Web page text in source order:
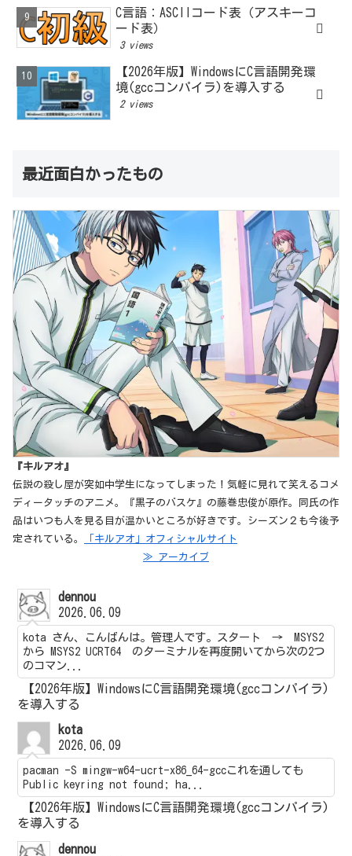
C言語：ASCIIコード表（アスキーコ
ード表）
3 views
【2026年版】WindowsにC言語開発環
境(gccコンパイラ)を導入する
2 views
最近面白かったもの
『キルアオ』
伝説の殺し屋が突如中学生になってしまった！気軽に見れて笑えるコメ
ディータッチのアニメ。『黒子のバスケ』の藤巻忠俊が原作。同氏の作
品はいつも人を見る目が温かいところが好きです。シーズン２も今後予
定されている。
「キルアオ」オフィシャルサイト
≫ アーカイブ
dennou
2026.06.09
kota さん、こんばんは。管理人です。スタート → MSYS2
から MSYS2 UCRT64 のターミナルを再度開いてから次の2つ
のコマン...
【2026年版】WindowsにC言語開発環境(gccコンパイラ)
を導入する
kota
2026.06.09
pacman -S mingw-w64-ucrt-x86_64-gccこれを通しても
Public keyring not found; ha...
【2026年版】WindowsにC言語開発環境(gccコンパイラ)
を導入する
dennou